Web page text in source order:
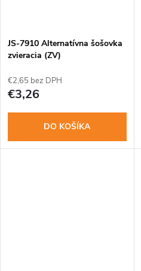
o
v
o
v
JS-7910 Alternatívna šošovka
zvieracia (ZV)
€2,65 bez DPH
€3,26
DO KOŠÍKA